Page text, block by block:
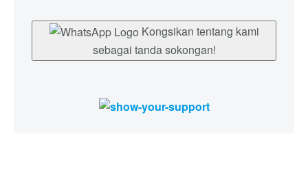
sebagai tanda sokongan!